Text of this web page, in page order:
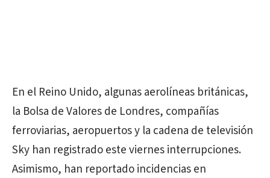
En el Reino Unido, algunas aerolíneas británicas,
la Bolsa de Valores de Londres, compañías
ferroviarias, aeropuertos y la cadena de televisión
Sky han registrado este viernes interrupciones.
Asimismo, han reportado incidencias en